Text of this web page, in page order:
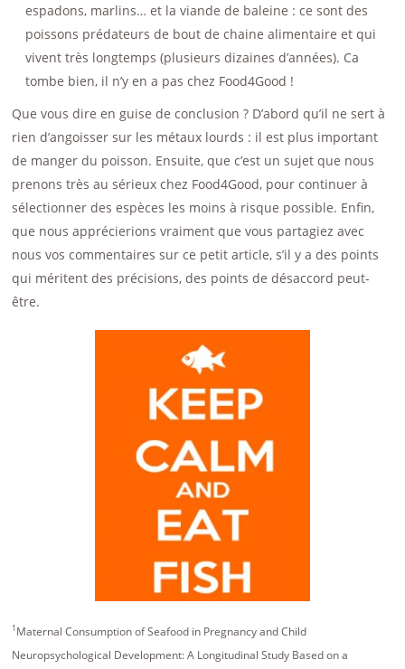
espadons, marlins… et la viande de baleine : ce sont des
poissons prédateurs de bout de chaine alimentaire et qui
vivent très longtemps (plusieurs dizaines d’années). Ca
tombe bien, il n’y en a pas chez Food4Good !
Que vous dire en guise de conclusion ? D’abord qu’il ne sert à
rien d’angoisser sur les métaux lourds : il est plus important
de manger du poisson. Ensuite, que c’est un sujet que nous
prenons très au sérieux chez Food4Good, pour continuer à
sélectionner des espèces les moins à risque possible. Enfin,
que nous apprécierions vraiment que vous partagiez avec
nous vos commentaires sur ce petit article, s’il y a des points
qui méritent des précisions, des points de désaccord peut-
être.
1Maternal Consumption of Seafood in Pregnancy and Child
Neuropsychological Development: A Longitudinal Study Based on a